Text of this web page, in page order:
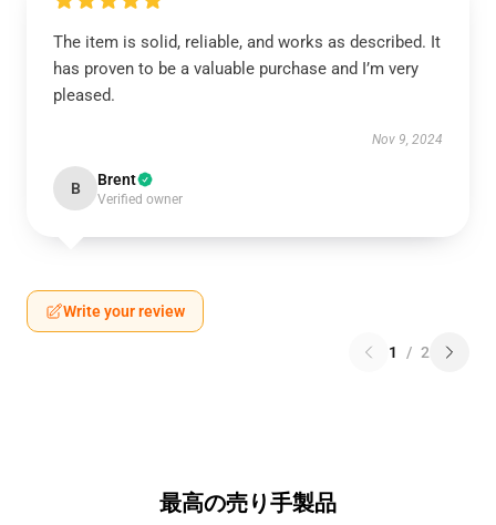
The item is solid, reliable, and works as described. It
has proven to be a valuable purchase and I’m very
pleased.
Nov 9, 2024
B Brent
Verified owner
Write your review
1 / 2
最高の売り手製品